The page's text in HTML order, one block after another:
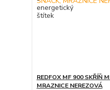
REDFOX MF 900 SKŘÍŇ
MRAZNICE NEREZOVÁ